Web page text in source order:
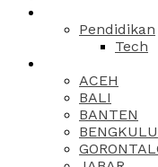
Pendidikan
Tech
ACEH
BALI
BANTEN
BENGKULU